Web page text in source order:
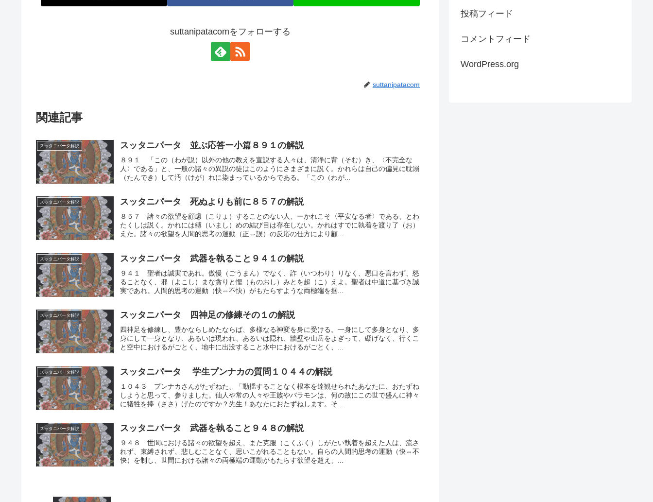
suttanipatacomをフォローする
suttanipatacom
関連記事
スッタニパータ解説 スッタニパータ 並ぶ応答ー小篇８９１の解説
８９１ 「この（わが説）以外の他の教えを宣説する人々は、清浄に背（そむ）き、〈不完全な
人〉である」と、一般の諸々の異説の徒はこのようにさまざまに説く。かれらは自己の偏見に耽溺
（たんでき）して汚（けが）れに染まっているからである。「この（わが...
スッタニパータ解説 スッタニパータ 死ぬよりも前に８５７の解説
８５７ 諸々の欲望を顧慮（こりょ）することのない人、ーかれこそ〈平安なる者〉である、とわ
たくしは説く。かれには縛（いまし）めの結び目は存在しない。かれはすでに執着を渡り了（お）
えた。諸々の欲望を人間的思考の運動（正⇔誤）の反応の仕方により顧...
スッタニパータ解説 スッタニパータ 武器を執ること９４１の解説
９４１ 聖者は誠実であれ。傲慢（ごうまん）でなく、詐（いつわり）りなく、悪口を言わず、怒
ることなく、邪（よこし）まな貪りと慳（ものおし）みとを超（こ）えよ。聖者は中道に基づき誠
実であれ。人間的思考の運動（快⇔不快）がもたらすような両極端を掴...
スッタニパータ解説 スッタニパータ 四神足の修練その１の解説
四神足を修練し、豊かならしめたならば、多様なる神変を身に受ける。一身にして多身となり、多
身にして一身となり、あるいは現われ、あるいは隠れ、牆壁や山岳をよぎって、礙げなく、行くこ
と空中におけるがごとく、地中に出没すること水中におけるがごとく、...
スッタニパータ解説 スッタニパータ 学生プンナカの質問１０４４の解説
１０４３ プンナカさんがたずねた、「動揺することなく根本を達観せられたあなたに、おたずね
しようと思って、参りました。仙人や常の人々や王族やバラモンは、何の故にこの世で盛んに神々
に犠牲を捧（ささ）げたのですか？先生！あなたにおたずねします。そ...
スッタニパータ解説 スッタニパータ 武器を執ること９４８の解説
９４８ 世間における諸々の欲望を超え、また克服（こくふく）しがたい執着を超えた人は、流さ
れず、束縛されず、悲しむことなく、思いこがれることもない。自らの人間的思考の運動（快⇔不
快）を制し、世間における諸々の両極端の運動がもたらす欲望を超え、...
投稿フィード
コメントフィード
WordPress.org